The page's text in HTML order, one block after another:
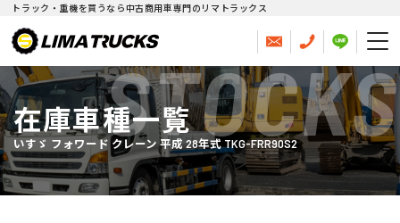
トラック・重機を買うなら中古商用車専門のリマトラックス
在庫車種一覧
いすゞ フォワード クレーン 平成 28年式 TKG-FRR90S2
STOCKS